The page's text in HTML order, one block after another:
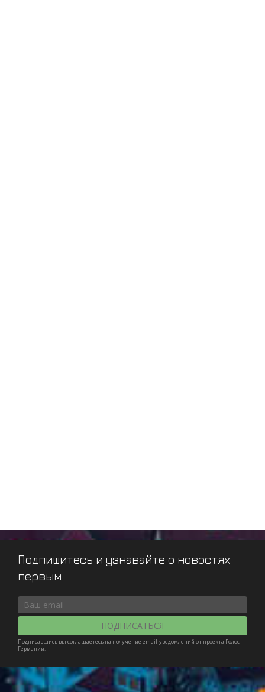
Подпишитесь и узнавайте о новостях
первым
ПОДПИСАТЬСЯ
Подписавшись вы соглашаетесь на получение email-уведомлений от проекта Голос
Германии.